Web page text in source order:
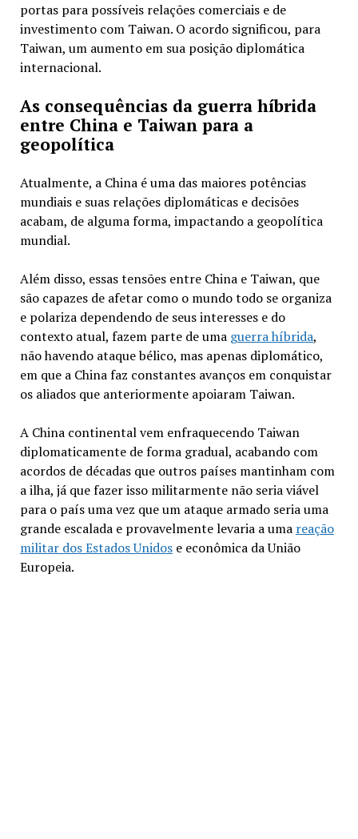
portas para possíveis relações comerciais e de
investimento com Taiwan. O acordo significou, para
Taiwan, um aumento em sua posição diplomática
internacional.
As consequências da guerra híbrida
entre China e Taiwan para a
geopolítica
Atualmente, a China é uma das maiores potências
mundiais e suas relações diplomáticas e decisões
acabam, de alguma forma, impactando a geopolítica
mundial.
Além disso, essas tensões entre China e Taiwan, que
são capazes de afetar como o mundo todo se organiza
e polariza dependendo de seus interesses e do
contexto atual, fazem parte de uma guerra híbrida,
não havendo ataque bélico, mas apenas diplomático,
em que a China faz constantes avanços em conquistar
os aliados que anteriormente apoiaram Taiwan.
A China continental vem enfraquecendo Taiwan
diplomaticamente de forma gradual, acabando com
acordos de décadas que outros países mantinham com
a ilha, já que fazer isso militarmente não seria viável
para o país uma vez que um ataque armado seria uma
grande escalada e provavelmente levaria a uma reação
militar dos Estados Unidose econômica da União
Europeia.